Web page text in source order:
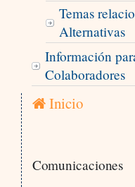
Temas
Alternativas
Información
Colaboradores
Inicio
Comunicaciones